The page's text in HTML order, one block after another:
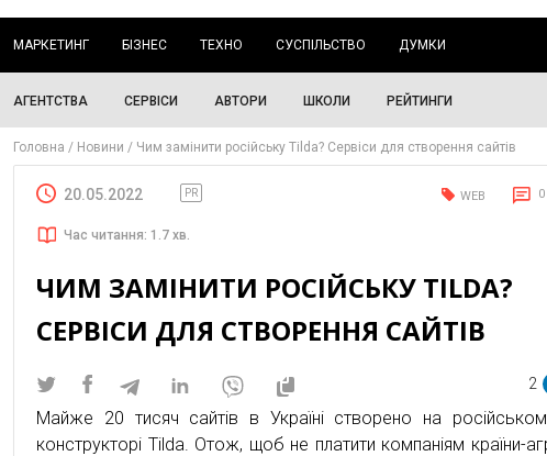
МАРКЕТИНГ БІЗНЕС ТЕХНО СУСПІЛЬСТВО ДУМКИ
АГЕНТСТВА СЕРВІСИ АВТОРИ ШКОЛИ РЕЙТИНГИ
Головна Новини Чим замінити російську Tilda? Сервіси для створення сайтів
20.05.2022 PR WEB 0
Час читання: 1.7 хв.
ЧИМ ЗАМІНИТИ РОСІЙСЬКУ TILDA?
СЕРВІСИ ДЛЯ СТВОРЕННЯ САЙТІВ
2
Майже 20 тисяч сайтів в Україні створено на
конструкторі Tilda. Отож, щоб не платити компаніям країни-